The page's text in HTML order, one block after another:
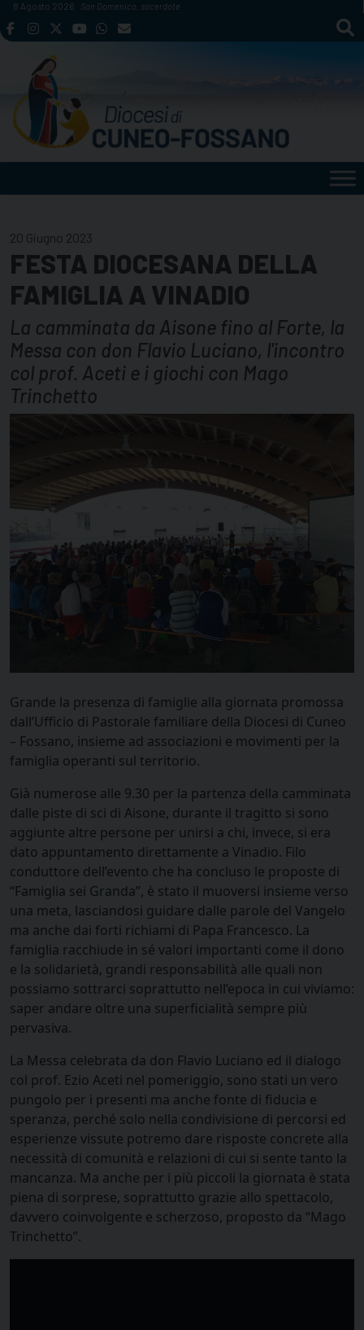
Skip
to
8 Agosto 2026 San Domenico, sacerdote
20 Giugno 2023
FESTA DIOCESANA DELLA
FAMIGLIA A VINADIO
La camminata da Aisone fino al Forte, la
Messa con don Flavio Luciano, l'incontro
col prof. Aceti e i giochi con Mago
Trinchetto
Grande la presenza di famiglie alla giornata promossa
dall’Ufficio di Pastorale familiare della Diocesi di Cuneo
– Fossano, insieme ad associazioni e movimenti per la
famiglia operanti sul territorio.
Già numerose alle 9.30 per la partenza della camminata
dalle piste di sci di Aisone, durante il tragitto si sono
aggiunte altre persone per unirsi a chi, invece, si era
dato appuntamento direttamente a Vinadio. Filo
conduttore dell’evento che ha concluso le proposte di
“Famiglia sei Granda”, è stato il muoversi insieme verso
una meta, lasciandosi guidare dalle parole del Vangelo
ma anche dai forti richiami di Papa Francesco. La
famiglia racchiude in sé valori importanti come il dono
e la solidarietà, grandi responsabilità alle quali non
possiamo sottrarci soprattutto nell’epoca in cui viviamo:
saper andare oltre una superficialità sempre più
pervasiva.
La Messa celebrata da don Flavio Luciano ed il dialogo
col prof. Ezio Aceti nel pomeriggio, sono stati un vero
pungolo per i presenti ma anche fonte di fiducia e
speranza, perché solo nella condivisione di percorsi ed
esperienze vissute potremo dare risposte concrete alla
necessità di comunità e relazioni di cui si sente tanto la
mancanza. Ma anche per i più piccoli la giornata è stata
piena di sorprese, soprattutto grazie allo spettacolo,
davvero coinvolgente e scherzoso, proposto da “Mago
Trinchetto”.